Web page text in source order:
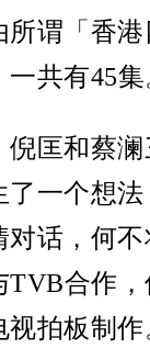
谓「香
共有45集
匡和蔡
一个想
话，何
TVB合作
视拍板制作